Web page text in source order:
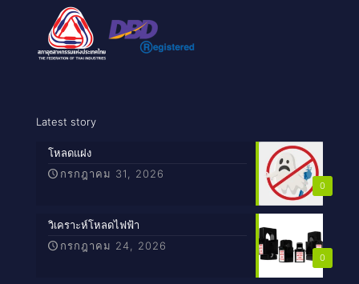
Latest story
0
โหลดแฝง
กรกฎาคม 31, 2026
0
วิเคราะห์โหลดไฟฟ้า
กรกฎาคม 24, 2026